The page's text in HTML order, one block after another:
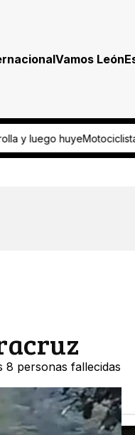
Vamos León
muere atropellado
8 personas fallecidas